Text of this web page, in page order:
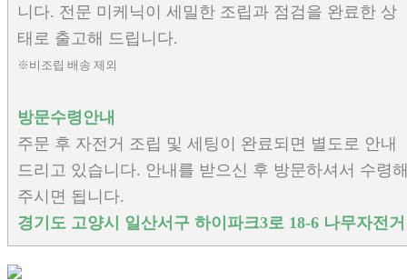
니다. 전문 미케닉이 세밀한 조립과 점검을 완료한 상
태로 출고해 드립니다.
※비조립 배송 제외
방문수령안내
주문 후 자전거 조립 및 세팅이 완료되면 별도로 안내
드리고 있습니다. 안내를 받으신 후 방문하셔서 수령
주시면 됩니다.
경기도 고양시 일산서구 하이파크3로 18-6 나무자전거